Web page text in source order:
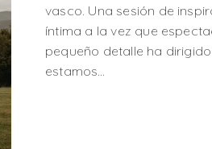
vasco. Una sesión de
íntima a la vez que
pequeño detalle ha
estamos…